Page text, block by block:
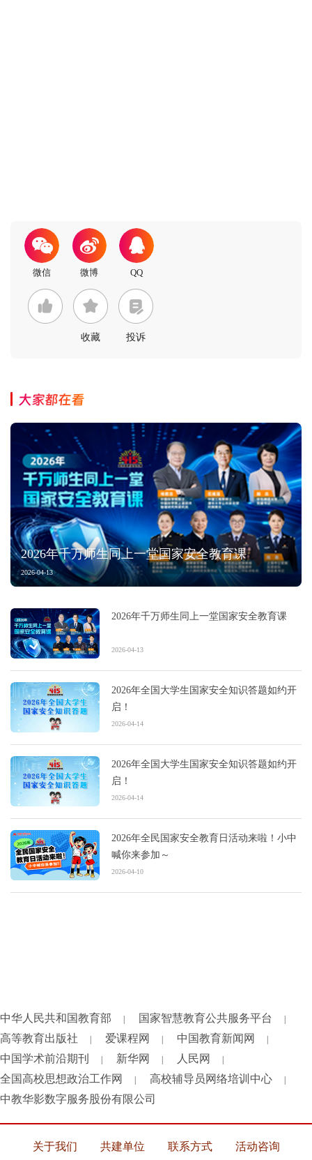
收藏 投诉
大家都在看
2026年千万师生同上一堂国家安全教育课
2026-04-13
2026年千万师生同上一堂国家安全教育课
2026-04-13
2026年全国大学生国家安全知识答题如约开
启！
2026-04-14
2026年全国大学生国家安全知识答题如约开
启！
2026-04-14
2026年全民国家安全教育日活动来啦！小中
喊你来参加～
2026-04-10
中华人民共和国教育部 国家智慧教育公共服务平台
高等教育出版社 爱课程网 中国教育新闻网
中国学术前沿期刊 新华网 人民网
全国高校思想政治工作网 高校辅导员网络培训中心
中教华影数字服务股份有限公司
关于我们 共建单位 联系方式 活动咨询